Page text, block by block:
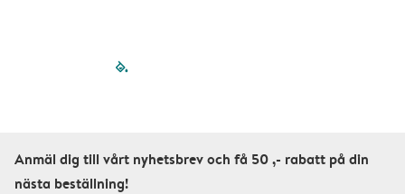
filled-pagination
Anmäl dig till vårt nyhetsbrev och få 50 ,- rabatt på din
nästa beställning!